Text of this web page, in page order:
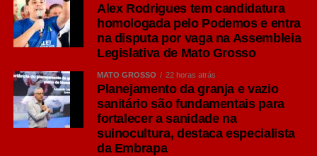
Alex Rodrigues tem candidatura
homologada pelo Podemos e entra
na disputa por vaga na Assembleia
Legislativa de Mato Grosso
MATO GROSSO 22 horas atrás
Planejamento da granja e vazio
sanitário são fundamentais para
fortalecer a sanidade na
suinocultura, destaca especialista
da Embrapa